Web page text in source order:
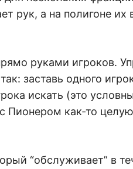
рук, а на полигоне их
руками игроков.
заставь одного
искать (это
Пионером как-то
“обслуживает” в